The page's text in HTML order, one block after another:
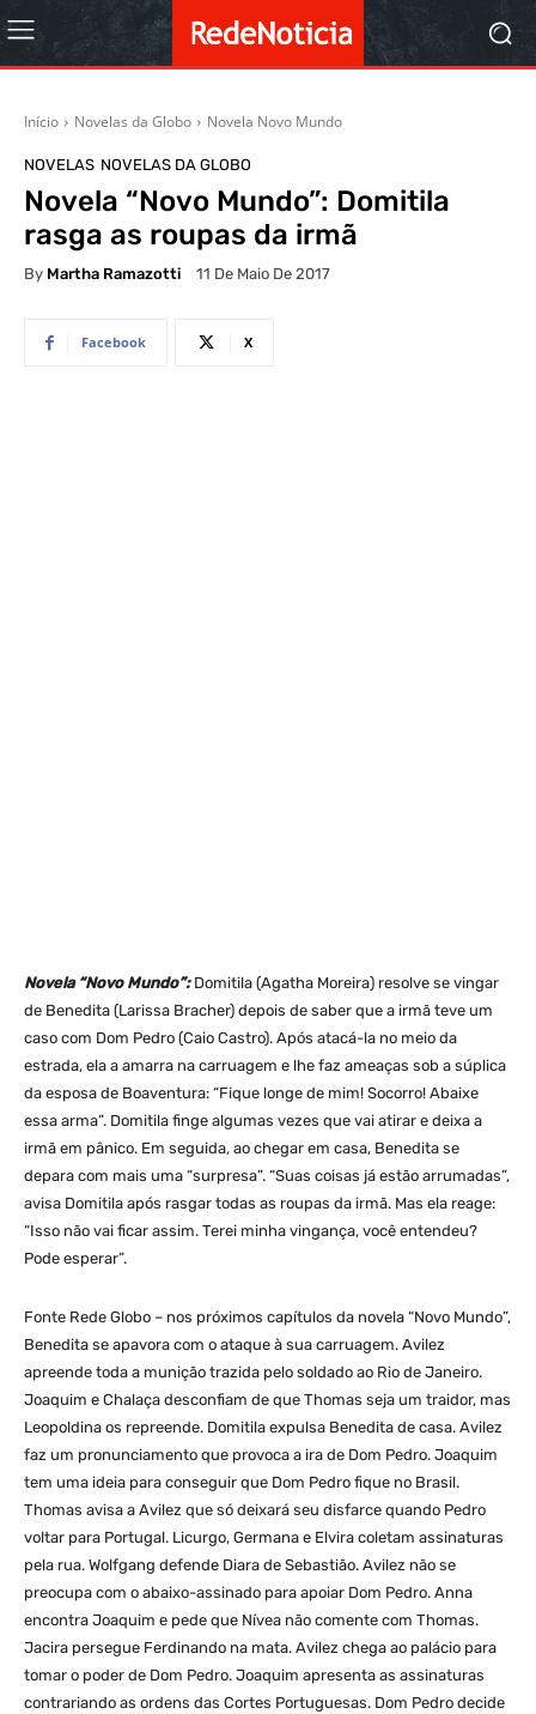
Início Novelas da Globo Novela Novo Mundo
NOVELAS NOVELAS DA GLOBO
Novela “Novo Mundo”: Domitila
rasga as roupas da irmã
By Martha Ramazotti 11 De Maio De 2017
Facebook X
Novela “Novo Mundo”:Domitila (Agatha Moreira) resolve se vingar
de Benedita (Larissa Bracher) depois de saber que a irmã teve um
caso com Dom Pedro (Caio Castro). Após atacá-la no meio da
estrada, ela a amarra na carruagem e lhe faz ameaças sob a súplica
da esposa de Boaventura: “Fique longe de mim! Socorro! Abaixe
essa arma”. Domitila finge algumas vezes que vai atirar e deixa a
irmã em pânico. Em seguida, ao chegar em casa, Benedita se
depara com mais uma “surpresa”. “Suas coisas já estão arrumadas”,
avisa Domitila após rasgar todas as roupas da irmã. Mas ela reage:
“Isso não vai ficar assim. Terei minha vingança, você entendeu?
Pode esperar”.
Fonte Rede Globo – nos próximos capítulos da novela “Novo Mundo”,
Benedita se apavora com o ataque à sua carruagem. Avilez
apreende toda a munição trazida pelo soldado ao Rio de Janeiro.
Joaquim e Chalaça desconfiam de que Thomas seja um traidor, mas
Leopoldina os repreende. Domitila expulsa Benedita de casa. Avilez
faz um pronunciamento que provoca a ira de Dom Pedro. Joaquim
tem uma ideia para conseguir que Dom Pedro fique no Brasil.
Thomas avisa a Avilez que só deixará seu disfarce quando Pedro
voltar para Portugal. Licurgo, Germana e Elvira coletam assinaturas
pela rua. Wolfgang defende Diara de Sebastião. Avilez não se
preocupa com o abaixo-assinado para apoiar Dom Pedro. Anna
encontra Joaquim e pede que Nívea não comente com Thomas.
Jacira persegue Ferdinando na mata. Avilez chega ao palácio para
tomar o poder de Dom Pedro. Joaquim apresenta as assinaturas
contrariando as ordens das Cortes Portuguesas. Dom Pedro decide